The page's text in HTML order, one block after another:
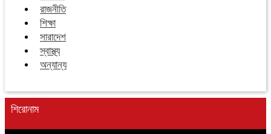
রাজনীতি
শিক্ষা
সারাদেশ
স্বাস্থ্য
অন্যান্য
শিরোনাম